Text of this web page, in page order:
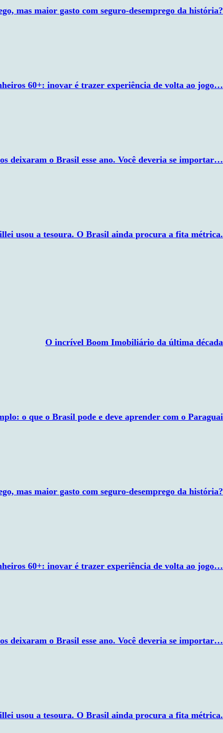
mas maior gasto com seguro-desemprego da história?
60+: inovar é trazer experiência de volta ao jogo…
deixaram o Brasil esse ano. Você deveria se importar…
usou a tesoura. O Brasil ainda procura a fita métrica.
O incrível Boom Imobiliário da última década
o que o Brasil pode e deve aprender com o Paraguai
mas maior gasto com seguro-desemprego da história?
60+: inovar é trazer experiência de volta ao jogo…
deixaram o Brasil esse ano. Você deveria se importar…
usou a tesoura. O Brasil ainda procura a fita métrica.